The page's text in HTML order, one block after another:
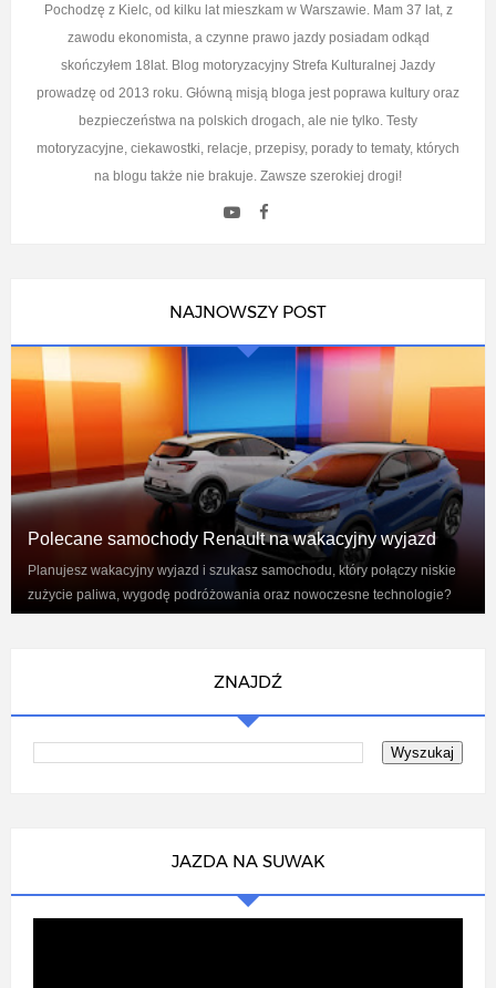
Pochodzę z Kielc, od kilku lat mieszkam w Warszawie. Mam 37 lat, z
zawodu ekonomista, a czynne prawo jazdy posiadam odkąd
skończyłem 18lat. Blog motoryzacyjny Strefa Kulturalnej Jazdy
prowadzę od 2013 roku. Główną misją bloga jest poprawa kultury oraz
bezpieczeństwa na polskich drogach, ale nie tylko. Testy
motoryzacyjne, ciekawostki, relacje, przepisy, porady to tematy, których
na blogu także nie brakuje. Zawsze szerokiej drogi!
NAJNOWSZY POST
Polecane samochody Renault na wakacyjny wyjazd
Planujesz wakacyjny wyjazd i szukasz samochodu, który połączy niskie
zużycie paliwa, wygodę podróżowania oraz nowoczesne technologie?
ZNAJDŹ
JAZDA NA SUWAK